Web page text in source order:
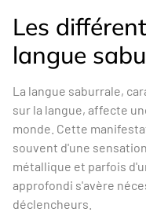
Les
langue
La langue saburrale,
sur la langue, affecte
monde. Cette
souvent d'une
métallique et parfois
approfondi s'avère
déclencheurs.